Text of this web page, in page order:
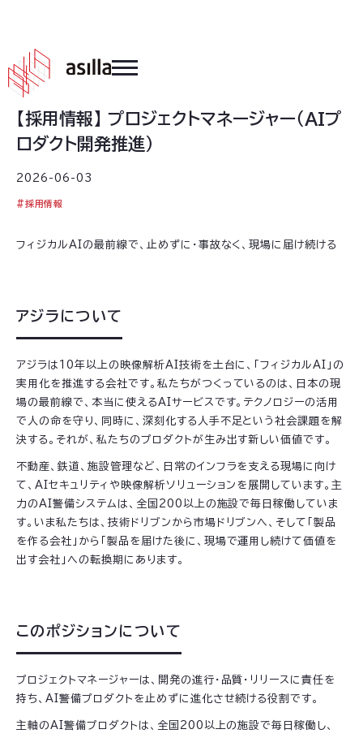
2026 .
【採用情報】 プロジェクトマネージャー（AIプ
ロダクト開発推進）
2026-06-03
#採用情報
フィジカルAIの最前線で、止めずに・事故なく、現場に届け続ける
アジラについて
アジラは10年以上の映像解析AI技術を土台に、「フィジカルAI」の
実用化を推進する会社です。私たちがつくっているのは、日本の現
場の最前線で、本当に使えるAIサービスです。テクノロジーの活用
で人の命を守り、同時に、深刻化する人手不足という社会課題を解
決する。それが、私たちのプロダクトが生み出す新しい価値です。
不動産、鉄道、施設管理など、日常のインフラを支える現場に向け
て、AIセキュリティや映像解析ソリューションを展開しています。主
力のAI警備システムは、全国200以上の施設で毎日稼働していま
す。いま私たちは、技術ドリブンから市場ドリブンへ、そして「製品
を作る会社」から「製品を届けた後に、現場で運用し続けて価値を
出す会社」への転換期にあります。
このポジションについて
プロジェクトマネージャーは、開発の進行・品質・リリースに責任を
持ち、AI警備プロダクトを止めずに進化させ続ける役割です。
主軸のAI警備プロダクトは、全国200以上の施設で毎日稼働し、